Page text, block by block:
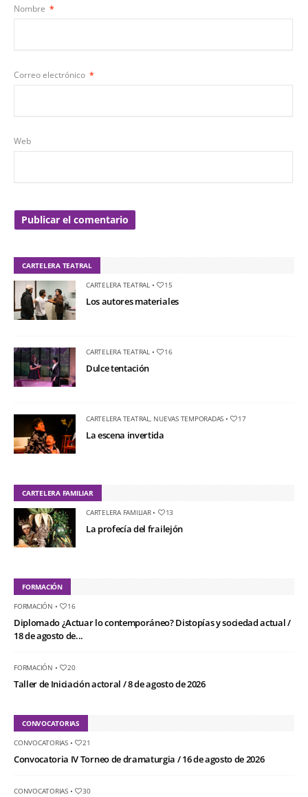
Nombre *
Correo electrónico *
Web
CARTELERA TEATRAL
CARTELERA TEATRAL• 15
Los autores materiales
CARTELERA TEATRAL• 16
Dulce tentación
CARTELERA TEATRAL, NUEVAS TEMPORADAS • 17
La escena invertida
CARTELERA FAMILIAR
CARTELERA FAMILIAR• 13
La profecía del frailejón
FORMACIÓN
FORMACIÓN • 16
Diplomado ¿Actuar lo contemporáneo? Distopías y sociedad actual /
18 de agosto de...
FORMACIÓN • 20
Taller de Iniciación actoral / 8 de agosto de 2026
CONVOCATORIAS
CONVOCATORIAS• 21
Convocatoria IV Torneo de dramaturgia / 16 de agosto de 2026
CONVOCATORIAS• 30